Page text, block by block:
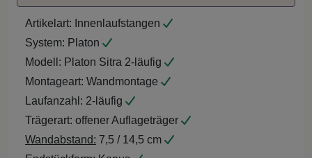
Artikelart: Innenlaufstangen
System: Platon
Modell: Platon Sitra 2-läufig
Montageart: Wandmontage
Laufanzahl: 2-läufig
Trägerart: offener Auflageträger
Wandabstand: 7,5 / 14,5 cm